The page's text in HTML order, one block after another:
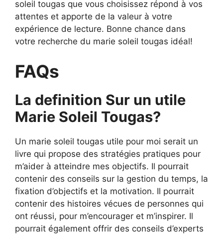
soleil tougas que vous choisissez répond à vos
attentes et apporte de la valeur à votre
expérience de lecture. Bonne chance dans
votre recherche du marie soleil tougas idéal!
FAQs
La definition Sur un utile
Marie Soleil Tougas?
Un marie soleil tougas utile pour moi serait un
livre qui propose des stratégies pratiques pour
m’aider à atteindre mes objectifs. Il pourrait
contenir des conseils sur la gestion du temps, la
fixation d’objectifs et la motivation. Il pourrait
contenir des histoires vécues de personnes qui
ont réussi, pour m’encourager et m’inspirer. Il
pourrait également offrir des conseils d’experts